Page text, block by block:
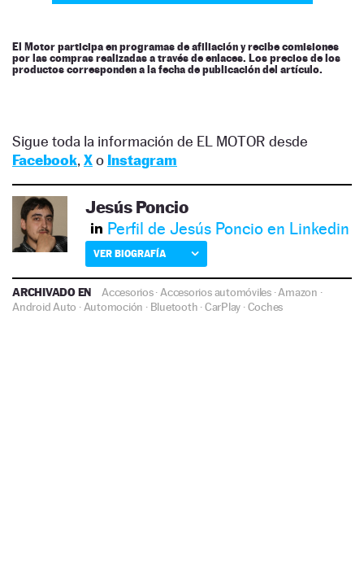
El Motor participa en programas de afiliación y recibe comisiones
por las compras realizadas a través de enlaces. Los precios de los
productos corresponden a la fecha de publicación del artículo.
Sigue toda la información de EL MOTOR desde
Facebook, Xo Instagram
Jesús Poncio
Perfil de Jesús Poncio en Linkedin
VER BIOGRAFÍA
ARCHIVADO EN Accesorios· Accesorios automóviles·Amazon ·
Android Auto · Automoción · Bluetooth ·CarPlay ·Coches